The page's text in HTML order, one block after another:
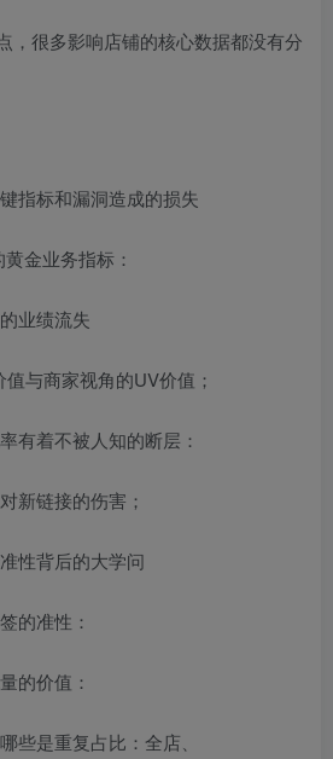
，很多影响店铺的核心数据都没有分
指标和漏洞造成的损失
金业务指标：
业绩流失
与商家视角的UV价值；
有着不被人知的断层：
新链接的伤害；
性背后的大学问
的准性：
的价值：
些是重复占比：全店、